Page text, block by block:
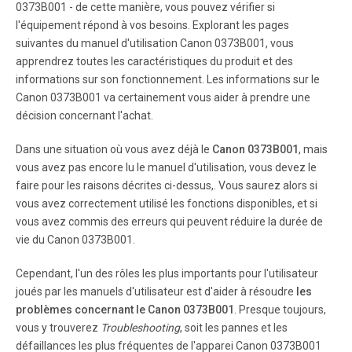
pressure to it. • Open the T op Cover (C). The Print Head
Holder (D) comes out. (This is where you install the Print
Head.) The Print Head Holder makes a noise as it moves.
Page 8
6 3 3 5 4 E Firmly raise the Print Head Lock Lever (E) until it
stops. There may be some transparent or light color ink
inside of the protective cap - this has no effect on print
quality . Be careful not to get ink on yourself when
handling these items.
Page 9
completely . Set the Print Head in place. Pinch the Print
Head Lock Lever rmly and lower it gently . • Do not knock
the Print Head against the sides of the holder . • Once you
have installed the Print Head, do not remove it
unnecessarily .
0373B001 - de cette manière, vous pouvez vérifier si
l'équipement répond à vos besoins. Explorant les pages
suivantes du manuel d'utilisation Canon 0373B001, vous
apprendrez toutes les caractéristiques du produit et des
informations sur son fonctionnement. Les informations sur le
Canon 0373B001 va certainement vous aider à prendre une
décision concernant l'achat.
Dans une situation où vous avez déjà le Canon 0373B001, mais
vous avez pas encore lu le manuel d'utilisation, vous devez le
faire pour les raisons décrites ci-dessus,. Vous saurez alors si
vous avez correctement utilisé les fonctions disponibles, et si
vous avez commis des erreurs qui peuvent réduire la durée de
vie du Canon 0373B001.
Cependant, l'un des rôles les plus importants pour l'utilisateur
joués par les manuels d'utilisateur est d'aider à résoudre les
problèmes concernant le Canon 0373B001
. Presque toujours,
vous y trouverez Troubleshooting, soit les pannes et les
défaillances les plus fréquentes de l'apparei Canon 0373B001